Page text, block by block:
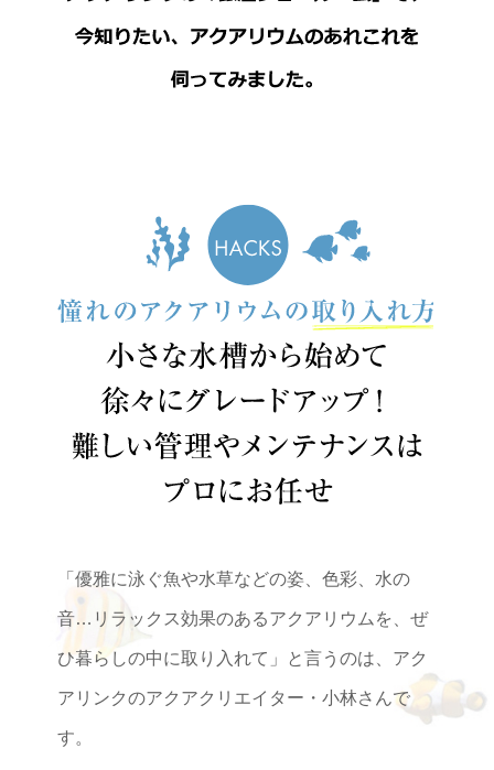
「優雅に泳ぐ魚や水草などの姿、色彩、水の
音…リラックス効果のあるアクアリウムを、ぜ
ひ暮らしの中に取り入れて」と言うのは、アク
アリンクのアクアクリエイター・小林さんで
す。